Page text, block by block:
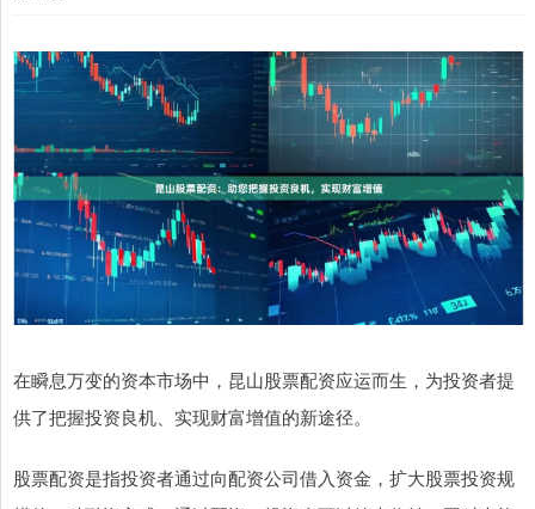
在瞬息万变的资本市场中，昆山股票配资应运而生，为投资者提
供了把握投资良机、实现财富增值的新途径。
股票配资是指投资者通过向配资公司借入资金，扩大股票投资规